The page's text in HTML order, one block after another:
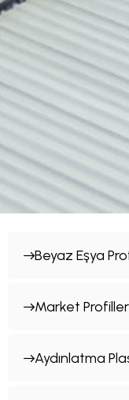
Beyaz Eşya
Market
Aydınlatma